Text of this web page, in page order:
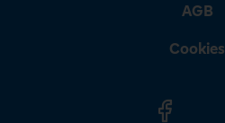
AGB
Cookies